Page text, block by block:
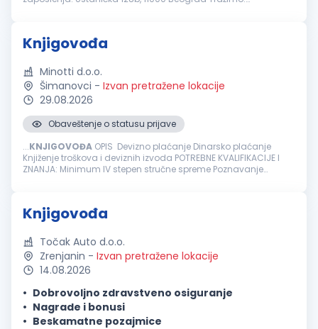
Knjigovođa
Minotti d.o.o.
Šimanovci - Izvan pretražene lokacije
29.08.2026
Obaveštenje o statusu prijave
...KNJIGOVOĐA OPIS Devizno plaćanje Dinarsko plaćanje
Knjiženje troškova i deviznih izvoda POTREBNE KVALIFIKACIJE I
ZNANJA: Minimum IV stepen stručne spreme Poznavanje
Knjigovođa
Točak Auto d.o.o.
Zrenjanin - Izvan pretražene lokacije
14.08.2026
Dobrovoljno zdravstveno osiguranje
Nagrade i bonusi
Beskamatne pozajmice